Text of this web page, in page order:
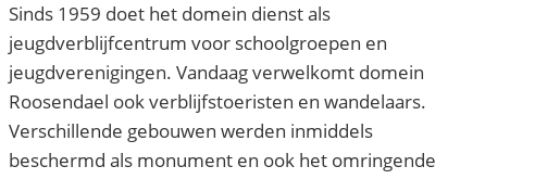
Sinds 1959 doet het domein dienst als
jeugdverblijfcentrum voor schoolgroepen en
jeugdverenigingen. Vandaag verwelkomt domein
Roosendael ook verblijfstoeristen en wandelaars.
Verschillende gebouwen werden inmiddels
beschermd als monument en ook het omringende